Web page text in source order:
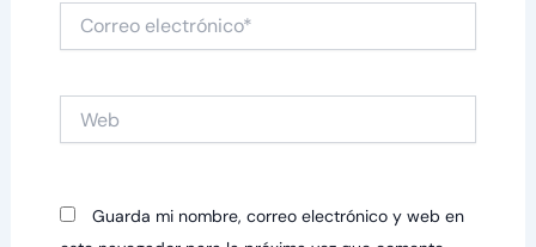
Correo
electrónico*
Guarda mi nombre, correo electrónico y web en